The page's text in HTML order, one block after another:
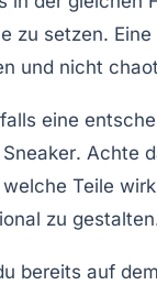
zu setzen.
und nicht
eine
Sneaker. Achte
welche Teile
zu
bereits auf